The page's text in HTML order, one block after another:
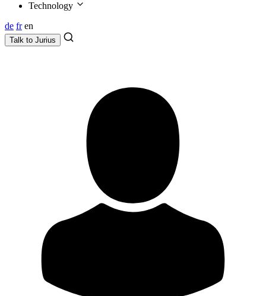
Technology
de fr en
Talk to Jurius